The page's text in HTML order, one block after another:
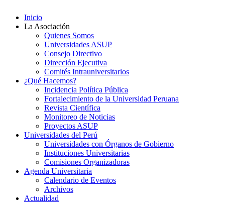
Inicio
La Asociación
Quienes Somos
Universidades ASUP
Consejo Directivo
Dirección Ejecutiva
Comités Intrauniversitarios
¿Qué Hacemos?
Incidencia Política Pública
Fortalecimiento de la Universidad Peruana
Revista Científica
Monitoreo de Noticias
Proyectos ASUP
Universidades del Perú
Universidades con Órganos de Gobierno
Instituciones Universitarias
Comisiones Organizadoras
Agenda Universitaria
Calendario de Eventos
Archivos
Actualidad